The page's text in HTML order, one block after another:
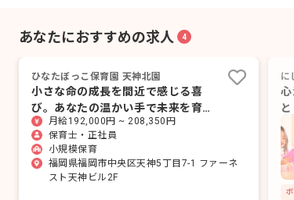
あなたにおすすめの求人 4
ひなたぼっこ保育園 天神北園
小さな命の成長を間近で感じる喜
び。あなたの温かい手で未来を育み
ませんか？
月給192,000円 ~ 208,350円
保育士・正社員
小規模保育
福岡県福岡市中央区天神5丁目7-1 ファーネ
スト天神ビル2F
に
ん